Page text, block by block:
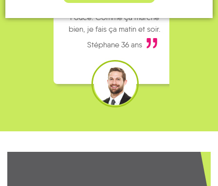
complet alors j’ai testé Rezo
Pouce. Comme ça marche
bien, je fais ça matin et soir.
Stéphane 36 ans